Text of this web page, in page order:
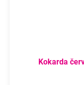
Kokarda